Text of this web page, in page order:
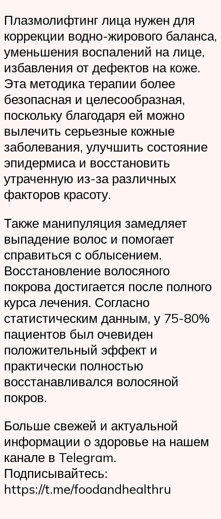
Плазмолифтинг лица нужен для
коррекции водно-жирового баланса,
уменьшения воспалений на лице,
избавления от дефектов на коже.
Эта методика терапии более
безопасная и целесообразная,
поскольку благодаря ей можно
вылечить серьезные кожные
заболевания, улучшить состояние
эпидермиса и восстановить
утраченную из-за различных
факторов красоту.
Также манипуляция замедляет
выпадение волос и помогает
справиться с облысением.
Восстановление волосяного
покрова достигается после полного
курса лечения. Согласно
статистическим данным, у 75-80%
пациентов был очевиден
положительный эффект и
практически полностью
восстанавливался волосяной
покров.
Больше свежей и актуальной
информации о здоровье на нашем
канале в Telegram.
Подписывайтесь:
https://t.me/foodandhealthru